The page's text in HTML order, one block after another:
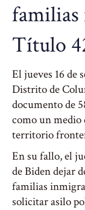
Título
El jueves 16 de
Distrito de
documento de
como un
territorio
En su fallo, el
de Biden dejar
familias
solicitar asilo